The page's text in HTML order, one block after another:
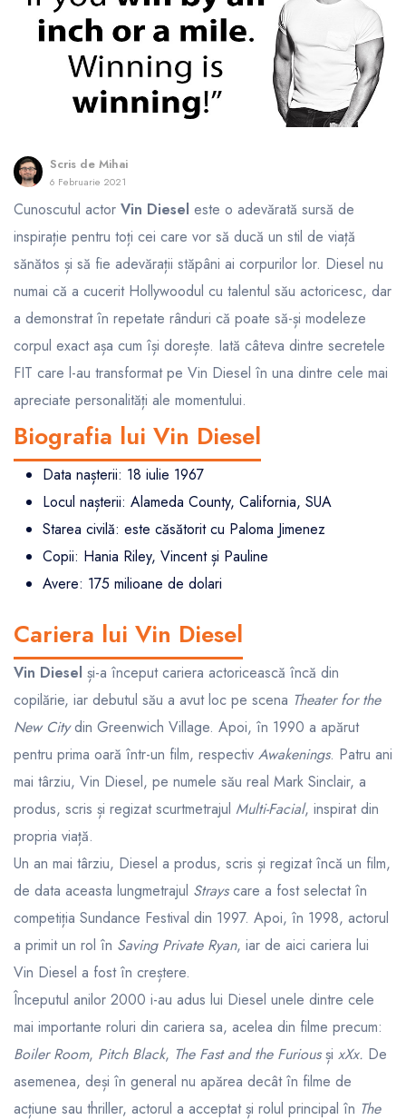
Scris de Mihai
6 Februarie 2021
Cunoscutul actor Vin Diesel este o adevărată sursă de
inspirație pentru toți cei care vor să ducă un stil de viață
sănătos și să fie adevărații stăpâni ai corpurilor lor. Diesel nu
numai că a cucerit Hollywoodul cu talentul său actoricesc, dar
a demonstrat în repetate rânduri că poate să-și modeleze
corpul exact așa cum își dorește. Iată câteva dintre secretele
FIT care l-au transformat pe Vin Diesel în una dintre cele mai
apreciate personalități ale momentului.
Biografia lui Vin Diesel
Data nașterii: 18 iulie 1967
Locul nașterii: Alameda County, California, SUA
Starea civilă: este căsătorit cu Paloma Jimenez
Copii: Hania Riley, Vincent și Pauline
Avere: 175 milioane de dolari
Cariera lui Vin Diesel
Vin Diesel și-a început cariera actoricească încă din
copilărie, iar debutul său a avut loc pe scena Theater for the
New Citydin Greenwich Village. Apoi, în 1990 a apărut
pentru prima oară într-un film, respectiv Awakenings. Patru ani
mai târziu, Vin Diesel, pe numele său real Mark Sinclair, a
produs, scris și regizat scurtmetrajul Multi-Facial, inspirat din
propria viață.
Un an mai târziu, Diesel a produs, scris și regizat încă un film,
de data aceasta lungmetrajul Strayscare a fost selectat în
competiția Sundance Festival din 1997. Apoi, în 1998, actorul
a primit un rol în Saving Private Ryan, iar de aici cariera lui
Vin Diesel a fost în creștere.
Începutul anilor 2000 i-au adus lui Diesel unele dintre cele
mai importante roluri din cariera sa, acelea din filme precum:
Boiler Room, Pitch Black, The Fast and the Furiousși xXx. De
asemenea, deși în general nu apărea decât în filme de
acțiune sau thriller, actorul a acceptat și rolul principal în The